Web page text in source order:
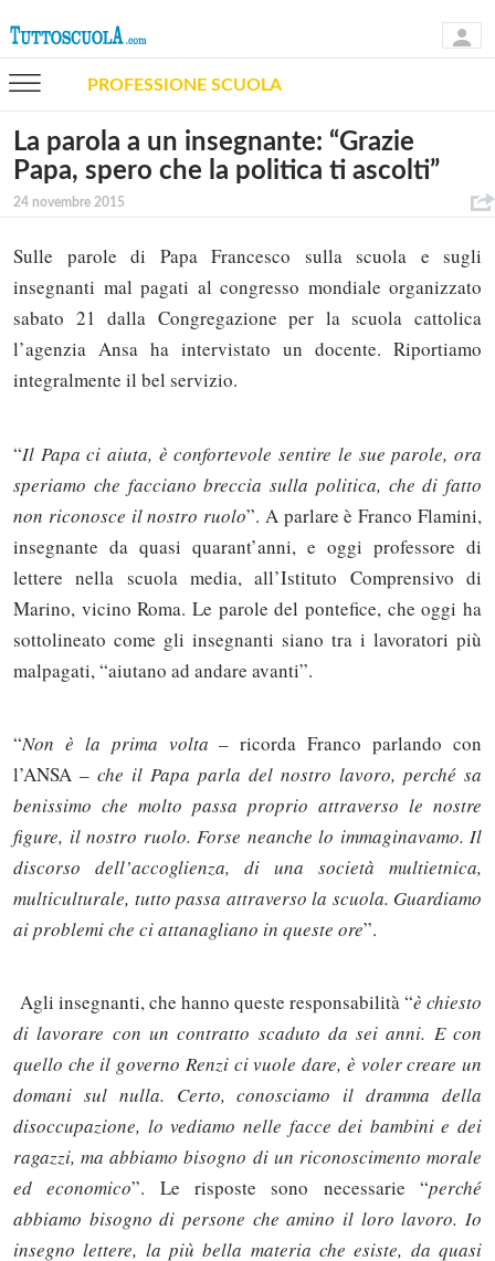
PROFESSIONE SCUOLA
La parola a un insegnante: “Grazie
Papa, spero che la politica ti ascolti”
24 novembre 2015
Sulle parole di Papa Francesco sulla scuola e sugli
insegnanti mal pagati al congresso mondiale organizzato
sabato 21 dalla Congregazione per la scuola cattolica
l’agenzia Ansa ha intervistato un docente. Riportiamo
integralmente il bel servizio.
“Il Papa ci aiuta, è confortevole sentire le sue parole, ora
speriamo che facciano breccia sulla politica, che di fatto
non riconosce il nostro ruolo”. A parlare è Franco Flamini,
insegnante da quasi quarant’anni, e oggi professore di
lettere nella scuola media, all’Istituto Comprensivo di
Marino, vicino Roma. Le parole del pontefice, che oggi ha
sottolineato come gli insegnanti siano tra i lavoratori più
malpagati, “aiutano ad andare avanti”.
“Non è la prima volta – ricorda Franco parlando con
l’ANSA – che il Papa parla del nostro lavoro, perché sa
benissimo che molto passa proprio attraverso le nostre
figure, il nostro ruolo. Forse neanche lo immaginavamo. Il
discorso dell’accoglienza, di una società multietnica,
multiculturale, tutto passa attraverso la scuola. Guardiamo
ai problemi che ci attanagliano in queste ore”.
Agli insegnanti, che hanno queste responsabilità “è chiesto
di lavorare con un contratto scaduto da sei anni. E con
quello che il governo Renzi ci vuole dare, è voler creare un
domani sul nulla. Certo, conosciamo il dramma della
disoccupazione, lo vediamo nelle facce dei bambini e dei
ragazzi, ma abbiamo bisogno di un riconoscimento morale
ed economico”. Le risposte sono necessarie “perché
abbiamo bisogno di persone che amino il loro lavoro. Io
insegno lettere, la più bella materia che esiste, da quasi